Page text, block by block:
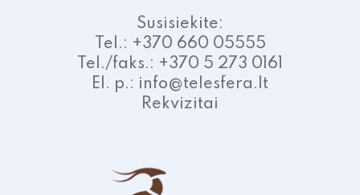
Susisiekite:
Tel.: +370 660 05555
Tel./faks.: +370 5 273 0161
El. p.: info@telesfera.lt
Rekvizitai